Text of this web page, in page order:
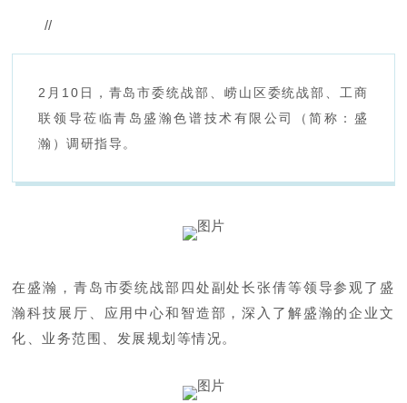
//
2月10日，青岛市委统战部、崂山区委统战部、工商
联领导莅临青岛盛瀚色谱技术有限公司（简称：盛
瀚）调研指导。
在盛瀚，青岛市委统战部四处副处长张倩等领导参观了盛
瀚科技展厅、应用中心和智造部，深入了解盛瀚的企业文
化、业务范围、发展规划等情况。